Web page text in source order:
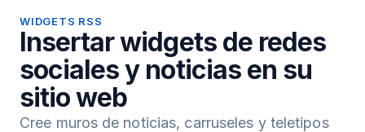
WIDGETS RSS
Insertar widgets de redes
sociales y noticias en su
sitio web
Cree muros de noticias, carruseles y teletipos